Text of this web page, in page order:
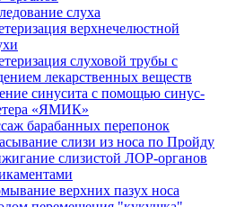
слуха
верхнечелюстной
слуховой трубы с
лекарственных веществ
синусита с помощью синус-
«ЯМИК»
барабанных перепонок
слизи из носа по Пройду
слизистой ЛОР-органов
верхних пазух носа